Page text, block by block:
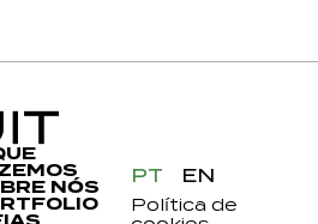
NÓS
PT EN
Política de